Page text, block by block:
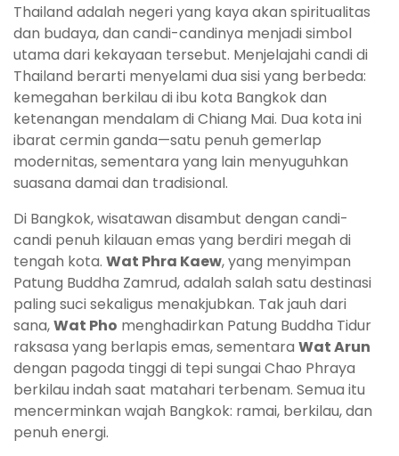
Thailand adalah negeri yang kaya akan spiritualitas
dan budaya, dan candi-candinya menjadi simbol
utama dari kekayaan tersebut. Menjelajahi candi di
Thailand berarti menyelami dua sisi yang berbeda:
kemegahan berkilau di ibu kota Bangkok dan
ketenangan mendalam di Chiang Mai. Dua kota ini
ibarat cermin ganda—satu penuh gemerlap
modernitas, sementara yang lain menyuguhkan
suasana damai dan tradisional.
Di Bangkok, wisatawan disambut dengan candi-
candi penuh kilauan emas yang berdiri megah di
tengah kota. Wat Phra Kaew, yang menyimpan
Patung Buddha Zamrud, adalah salah satu destinasi
paling suci sekaligus menakjubkan. Tak jauh dari
sana,Wat Pho menghadirkan Patung Buddha Tidur
raksasa yang berlapis emas, sementara Wat Arun
dengan pagoda tinggi di tepi sungai Chao Phraya
berkilau indah saat matahari terbenam. Semua itu
mencerminkan wajah Bangkok: ramai, berkilau, dan
penuh energi.